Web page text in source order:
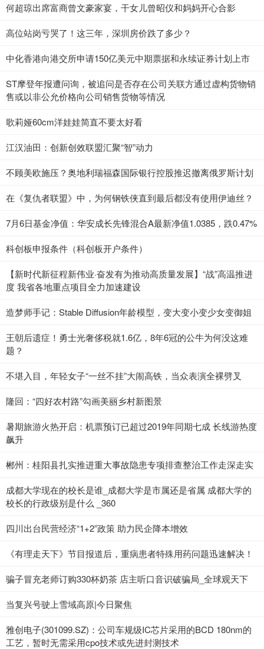
何超琼出席富商曾文豪家宴，干女儿曾昭仪和妈妈开心合影
高位站岗亏哭了！这三年，深圳房价跌了多少？
中化香港向港交所申请150亿美元中期票据和永续证券计划上市
ST摩登年报遭问询，被追问是否存在公司关联方通过虚构货物销
售或以非公允价格向公司销售货物等情况
歌莉娅60cm洋娃娃简直不要太好看
江汉油田：创新创效联盟汇聚“智”动力
不顾美欧施压？奥地利瑞福森国际银行控股推迟撤离俄罗斯计划
在《复仇者联盟》中，为何钢铁侠直到最后都没有使用伊迪丝？
7月6日基金净值：华安成长先锋混合A最新净值1.0385，跌0.47%
科创板申报条件（科创板开户条件）
【新时代新征程新伟业·奋发有为推动高质量发展】“战”高温推进
度 我省各地重点项目全力加速建设
造梦师手记：Stable Diffusion年龄模型，变大变小变少女变御姐
王朝后遗症！勇士光奢侈税就1.6亿，8年6冠的公牛为何没这难
题？
不堪入目，年轻女子“一丝不挂”大闹高铁，当众表演全裸劈叉
隆回：“四好农村路”勾画美丽乡村新图景
暑期旅游火热开启：机票预订已超过2019年同期七成 长线游热度
飙升
郴州：桂阳县扎实推进重大事故隐患专项排查整治工作走深走实
成都大学现在的校长是谁_成都大学是市属还是省属 成都大学的
校长的行政级别是什么 _360
四川出台民营经济“1+2”政策 助力民企降本增效
《有理走天下》节目报道后，重病患者特殊用药问题迅速解决！
骗子冒充老师订购330杯奶茶 店主听口音识破骗局_全球观天下
当复兴号驶上雪域高原|今日聚焦
雅创电子(301099.SZ)：公司车规级IC芯片采用的BCD 180nm的
工艺，暂时无需采用cpo技术或先进封测技术